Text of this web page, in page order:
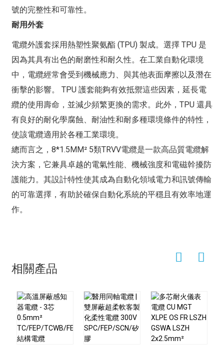
號的完整性和可靠性。
耐用外套
電纜外護套採用熱塑性聚氨酯 (TPU) 製成。選擇 TPU 是
因為其具有出色的耐磨性和耐久性。在工業自動化環境
中，電纜經常會受到機械應力、與其他表面摩擦以及潛在
衝擊的影響。 TPU 護套能夠有效抵禦這些因素，延長電
纜的使用壽命，並減少頻繁更換的需求。此外，TPU 還具
有良好的耐化學腐蝕、耐油性和耐多種環境條件的特性，
使該電纜適用於各種工業環境。
總而言之，8*1.5MM² 5類TRVV電纜是一款高品質電纜解
決方案，它兼具卓越的電氣性能、機械強度和電磁幹擾防
護能力。其設計特性使其成為自動化領域電力和訊號傳輸
的可靠選擇，有助於確保自動化系統的平穩且有效率地運
作。
相關產品